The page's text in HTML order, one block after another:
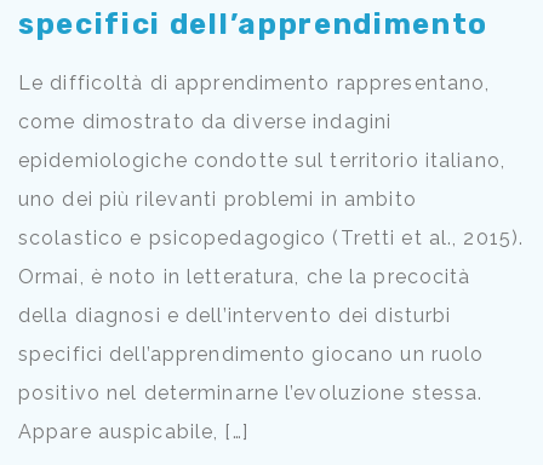
specifici dell’apprendimento
Le difficoltà di apprendimento rappresentano,
come dimostrato da diverse indagini
epidemiologiche condotte sul territorio italiano,
uno dei più rilevanti problemi in ambito
scolastico e psicopedagogico (Tretti et al., 2015).
Ormai, è noto in letteratura, che la precocità
della diagnosi e dell’intervento dei disturbi
specifici dell’apprendimento giocano un ruolo
positivo nel determinarne l’evoluzione stessa.
Appare auspicabile, […]